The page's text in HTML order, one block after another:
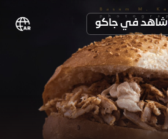
شاهد في جاكو